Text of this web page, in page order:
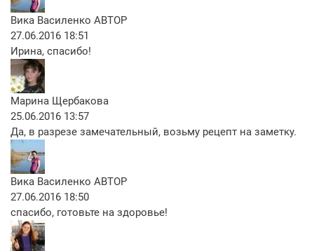
Вика Василенко АВТОР
27.06.2016 18:51
Ирина, спасибо!
Марина Щербакова
25.06.2016 13:57
Да, в разрезе замечательный, возьму рецепт на заметку.
Вика Василенко АВТОР
27.06.2016 18:50
спасибо, готовьте на здоровье!